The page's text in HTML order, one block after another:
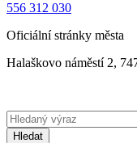
556 312 030
Oficiální stránky města
Halaškovo náměstí 2,
Hledat